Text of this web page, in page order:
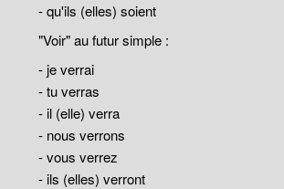
- qu'ils (elles) soient
"Voir" au futur simple :
- je verrai
- tu verras
- il (elle) verra
- nous verrons
- vous verrez
- ils (elles) verront